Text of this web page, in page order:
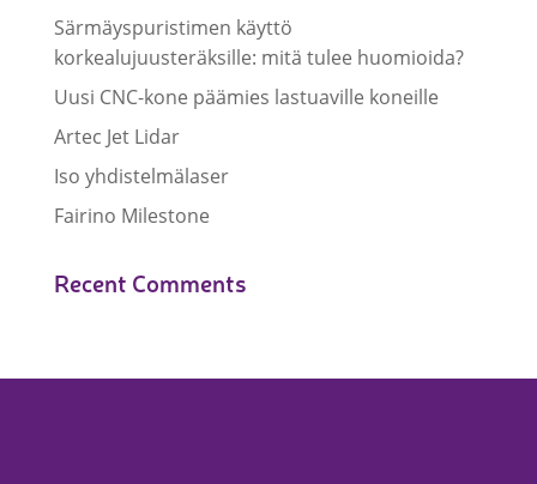
Särmäyspuristimen käyttö
korkealujuusteräksille: mitä tulee huomioida?
Uusi CNC-kone päämies lastuaville koneille
Artec Jet Lidar
Iso yhdistelmälaser
Fairino Milestone
Recent Comments